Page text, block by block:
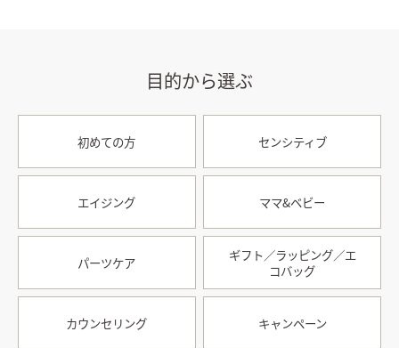
目的から選ぶ
初めての方 センシティブ
エイジング ママ&ベビー
パーツケア
ギフト／ラッピング／エ
コバッグ
カウンセリング キャンペーン